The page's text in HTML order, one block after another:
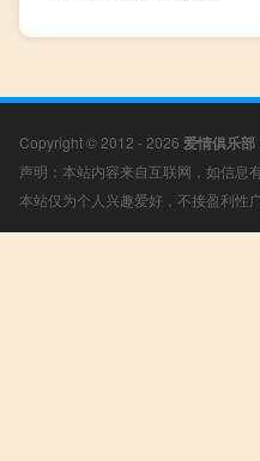
Copyright © 2012 - 2026 爱情俱乐部
声明：本站内容来自互联网，如信息
本站仅为个人兴趣爱好，不接盈利性